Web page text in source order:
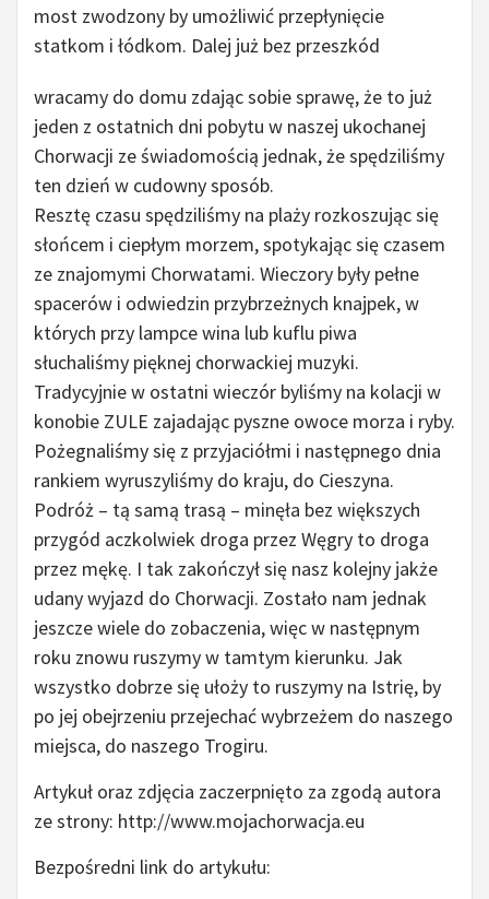
most zwodzony by umożliwić przepłynięcie
statkom i łódkom. Dalej już bez przeszkód
wracamy do domu zdając sobie sprawę, że to już
jeden z ostatnich dni pobytu w naszej ukochanej
Chorwacji ze świadomością jednak, że spędziliśmy
ten dzień w cudowny sposób.
Resztę czasu spędziliśmy na plaży rozkoszując się
słońcem i ciepłym morzem, spotykając się czasem
ze znajomymi Chorwatami. Wieczory były pełne
spacerów i odwiedzin przybrzeżnych knajpek, w
których przy lampce wina lub kuflu piwa
słuchaliśmy pięknej chorwackiej muzyki.
Tradycyjnie w ostatni wieczór byliśmy na kolacji w
konobie ZULE zajadając pyszne owoce morza i ryby.
Pożegnaliśmy się z przyjaciółmi i następnego dnia
rankiem wyruszyliśmy do kraju, do Cieszyna.
Podróż – tą samą trasą – minęła bez większych
przygód aczkolwiek droga przez Węgry to droga
przez mękę. I tak zakończył się nasz kolejny jakże
udany wyjazd do Chorwacji. Zostało nam jednak
jeszcze wiele do zobaczenia, więc w następnym
roku znowu ruszymy w tamtym kierunku. Jak
wszystko dobrze się ułoży to ruszymy na Istrię, by
po jej obejrzeniu przejechać wybrzeżem do naszego
miejsca, do naszego Trogiru.
Artykuł oraz zdjęcia zaczerpnięto za zgodą autora
ze strony: http://www.mojachorwacja.eu
Bezpośredni link do artykułu: